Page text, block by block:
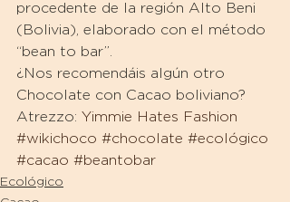
procedente de la región Alto Beni
(Bolivia), elaborado con el método
“bean to bar”.
¿Nos recomendáis algún otro
Chocolate con Cacao boliviano?
Atrezzo: Yimmie Hates Fashion
#wikichoco #chocolate #ecológico
#cacao #beantobar
Ecológico